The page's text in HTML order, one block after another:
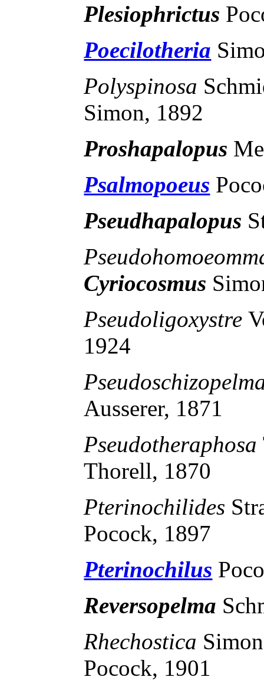
Plesiophrictus
Poecilotheria
Polyspinosa
Simon, 1892
Proshapalopus
Psalmopoeus
Pseudhapalopus
Cyriocosmus
Pseudoligoxystre
1924
Ausserer, 1871
Pseudotheraphosa
Thorell, 1870
Pterinochilides
Pocock, 1897
Pterinochilus
Reversopelma
Rhechostica
Pocock, 1901